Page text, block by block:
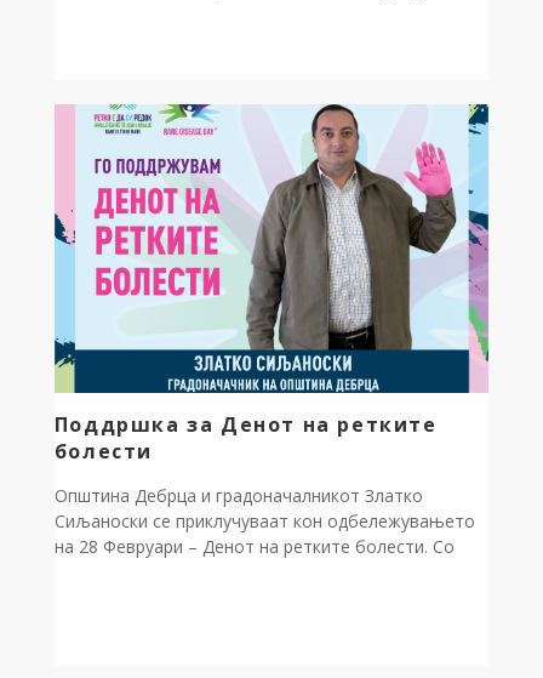
За изградба на овој значаен објект, од
општинскиот […]
Поддршка за Денот на ретките
болести
Општина Дебрца и градоначалникот Златко
Сиљаноски се приклучуваат кон одбележувањето
на 28 Февруари – Денот на ретките болести. Со